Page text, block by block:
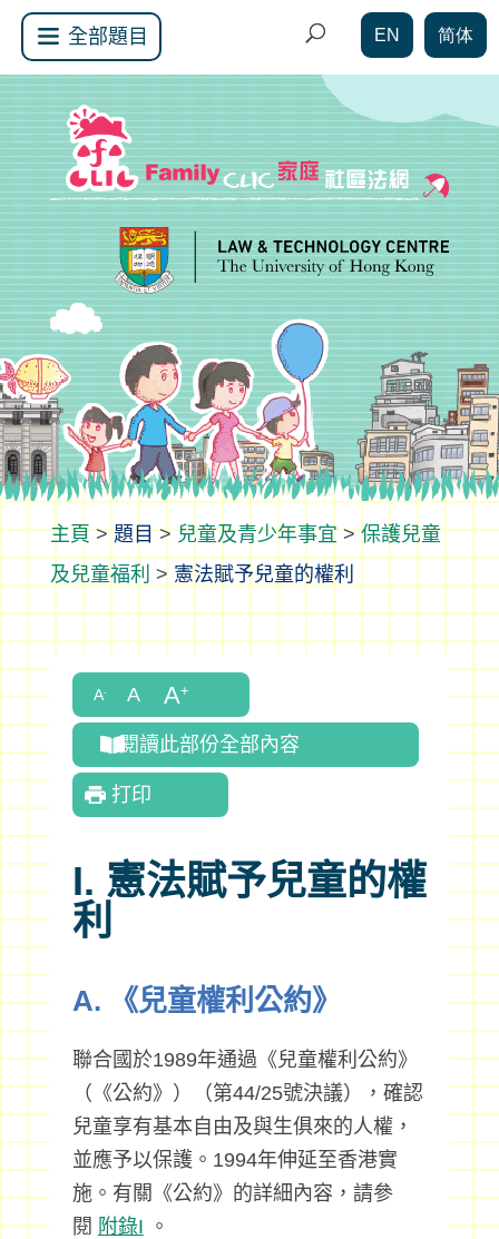
全部題目 EN 简体
>題目>兒童及青少年事宜>保護兒童
及兒童福利 > 憲法賦予兒童的權利
閱讀此部份全部內容
打印
I. 憲法賦予兒童的權
利
A. 《兒童權利公約》
聯合國於1989年通過《兒童權利公約》
（《公約》）（第44/25號決議），確認
兒童享有基本自由及與生俱來的人權，
並應予以保護。1994年伸延至香港實
施。有關《公約》的詳細內容，請參
閱 附錄I 。